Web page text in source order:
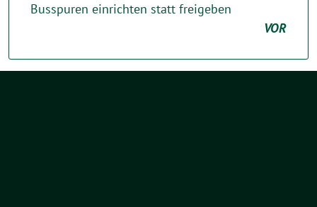
Busspuren einrichten statt freigeben
VOR